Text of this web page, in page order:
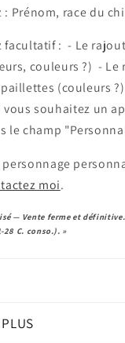
: Prénom, race du
facultatif :- Le
couleurs ?) - Le
(couleurs ?)
vous souhaitez un
le champ
moi.
— Vente ferme et
C. conso.). »